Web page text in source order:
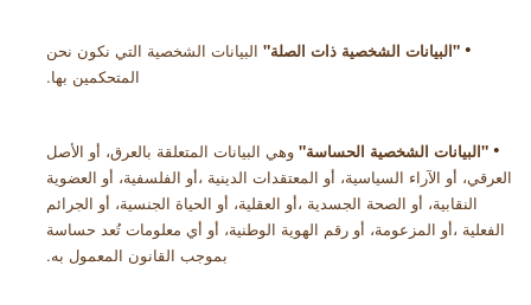
•
"البيانات الشخصية ذات الصلة" البيانات الشخصية التي نكون نحن
المتحكمين بها.
• "البيانات الشخصية الحساسة" وهي البيانات المتعلقة بالعرق، أو الأصل
العرقي، أو الآراء السياسية، أو المعتقدات الدينية ،أو الفلسفية، أو العضوية
النقابية، أو الصحة الجسدية ،أو العقلية، أو الحياة الجنسية، أو الجرائم
الفعلية ،أو المزعومة، أو رقم الهوية الوطنية، أو أي معلومات تُعد حساسة
بموجب القانون المعمول به.